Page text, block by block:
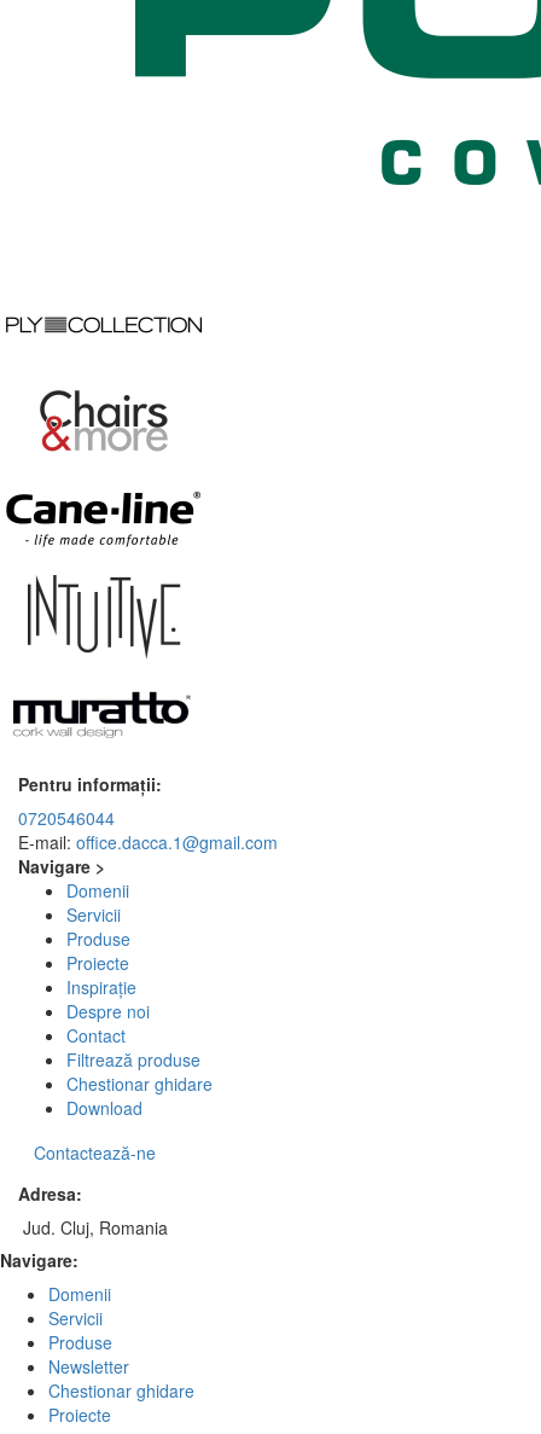
Pentru informații:
0720546044
E-mail: office.dacca.1@gmail.com
Navigare >
Domenii
Servicii
Produse
Proiecte
Inspirație
Despre noi
Contact
Filtrează produse
Chestionar ghidare
Download
Contactează-ne
Adresa:
Jud. Cluj, Romania
Navigare:
Domenii
Servicii
Produse
Newsletter
Chestionar ghidare
Proiecte